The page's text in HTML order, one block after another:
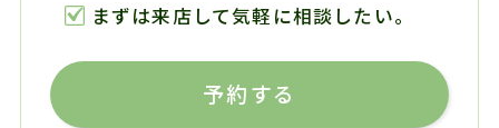
まずは来店して気軽に相談したい。
予約する